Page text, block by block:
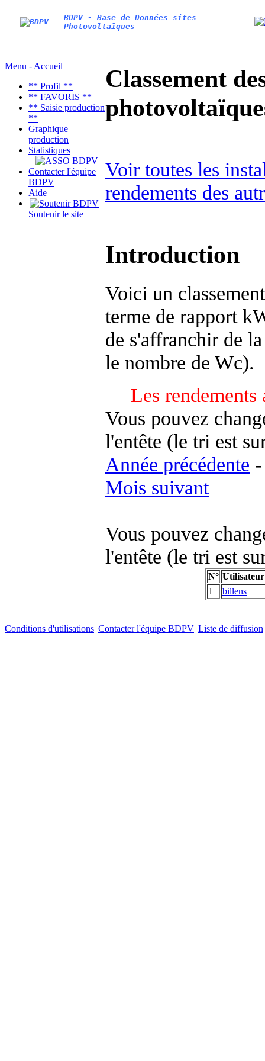
BDPV - Base de Données sites
Photovoltaïques
Menu - Accueil
** Profil **
** FAVORIS **
** Saisie production
**
Graphique
production
Statistiques
Contacter l'équipe
BDPV
Aide
Soutenir le site
Classement
Voir toutes les
rendements des
Introduction
Voici un
terme de rapport
de s'affranchir de
le nombre de Wc).
Les
Vous pouvez
l'entête (le tri est
Année précédente -
Mois suivant
Vous pouvez
l'entête (le tri est
N° Utilisateur
1
billens
Conditions d'utilisations| Contacter l'équipe BDPV| Liste de diffusion